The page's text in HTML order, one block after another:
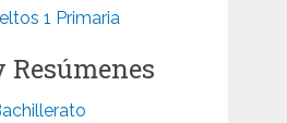
1 Primaria